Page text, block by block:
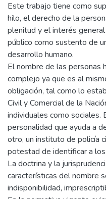
Este trabajo tiene como
hilo, el derecho de la
plenitud y el interés
público como sustento de
desarrollo humano.
El nombre de las personas
complejo ya que es al
obligación, tal como lo
Civil y Comercial de la
individuales como sociales.
personalidad que ayuda a
otro, un instituto de policía
potestad de identificar a
La doctrina y la
características del nombre
indisponibilidad,